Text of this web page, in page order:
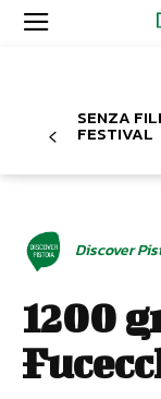
SENZA
FESTIVAL
Discover
1200